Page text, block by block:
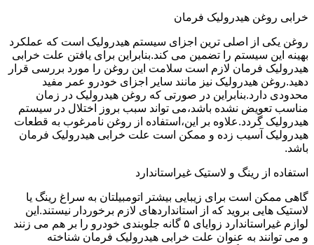
خرابی روغن هیدرولیک فرمان
روغن یکی از اصلی ترین اجزای سیستم هیدرولیک است که عملکرد
بهینه این سیستم را تضمین می کند.بنابراین برای یافتن علت خرابی
هیدرولیک فرمان لازم است سلامت این روغن را مورد بررسی قرار
دهید.روغن هیدرولیک نیز مانند سایر اجزای خودرو عمر مفید
محدودی دارد.بنابراین در صورتی که روغن هیدرولیک در زمان
مناسب تعویض نشده باشد،می تواند سبب بروز اختلال در سیستم
هیدرولیک گردد.علاوه بر این،استفاده از روغن نامرغوب به قطعات
هیدرولیک آسیب زده و ممکن است علت خرابی هیدرولیک فرمان
باشد.
استفاده از رینگ و لاستیک غیراستاندارد
گاهی ممکن است برای زیبایی بیشتر اتومبیلتان به سراغ رینگ یا
لاستیک هایی بروید که از استانداردهای لازم برخوردار نیستند.این
لوازم غیراستاندارد زوایای ۵ گانه جلوبندی خودرو را بر هم می زنند
و می توانند به عنوان علت خرابی هیدرولیک فرمان شناخته